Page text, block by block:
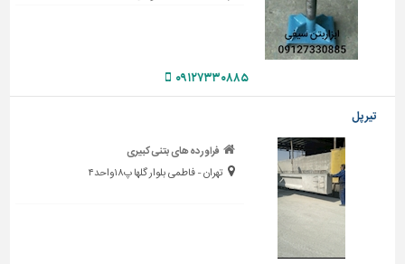
و
نما
و
تاسیسات
ساختمان
شهرسازی،
سازه
۰۹۱۲۷۳۳۰۸۸۵
تیر پل
فراورده های بتنی کبیری
تهران - فاطمی بلوار گلها پ۱۸واحد۴